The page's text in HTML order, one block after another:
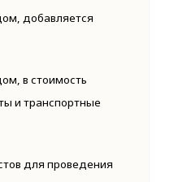
добавляется
в стоимость
и транспортные
для проведения